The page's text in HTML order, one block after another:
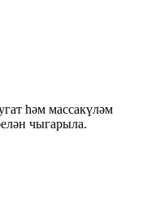
һәм массакүләм
чыгарыла.